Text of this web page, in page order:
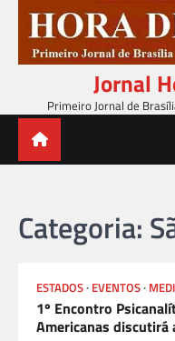
content
Jornal
Primeiro Jornal de
Categoria:
ESTADOS EVENTOS
1º Encontro
Americanas